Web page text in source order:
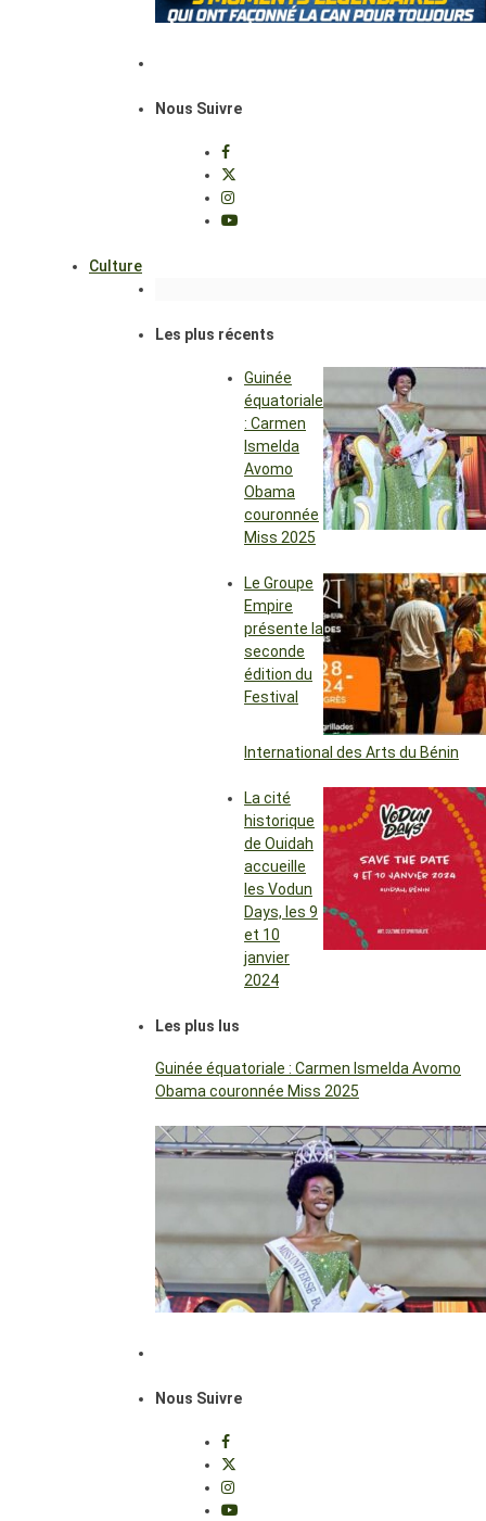
Nous Suivre
Culture
Les plus récents
Guinée
équatoriale
: Carmen
Ismelda
Avomo
Obama
couronnée
Miss 2025
Le Groupe
Empire
présente la
seconde
édition du
Festival
International des Arts du Bénin
La cité
historique
de Ouidah
accueille
les Vodun
Days, les 9
et 10
janvier
2024
Les plus lus
Guinée équatoriale : Carmen Ismelda Avomo
Obama couronnée Miss 2025
Nous Suivre